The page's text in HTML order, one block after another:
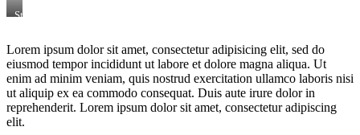
Stet
gubergren,
no
sea
sanctus
est
labore
et
Lorem ipsum dolor sit amet, consectetur adipisicing elit, sed do
eiusmod tempor incididunt ut labore et dolore magna aliqua. Ut
enim ad minim veniam, quis nostrud exercitation ullamco laboris nisi
ut aliquip ex ea commodo consequat. Duis aute irure dolor in
reprehenderit. Lorem ipsum dolor sit amet, consectetur adipiscing
elit.